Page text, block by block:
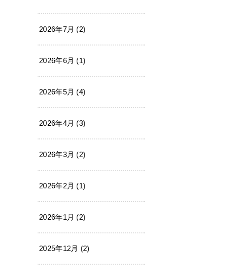
2026年7月 (2)
2026年6月 (1)
2026年5月 (4)
2026年4月 (3)
2026年3月 (2)
2026年2月 (1)
2026年1月 (2)
2025年12月 (2)